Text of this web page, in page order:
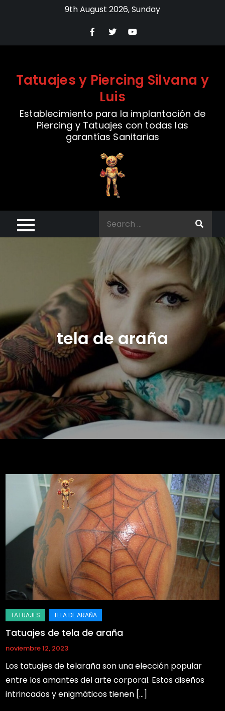
9th August 2026, Sunday
Tatuajes y Piercing Silvana y
Luis
Establecimiento para la implantación de
Piercing y Tatuajes con todas las
garantías Sanitarias
tela de araña
Tatuajes de tela de araña
noviembre 12, 2023
Los tatuajes de telaraña son una elección popular
entre los amantes del arte corporal. Estos diseños
intrincados y enigmáticos tienen […]